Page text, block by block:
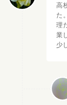
高
た
理
業
少